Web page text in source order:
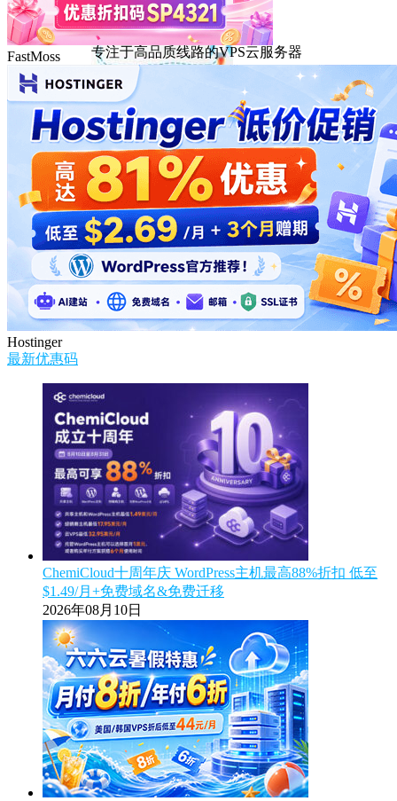
DMIT
专注于高品质线路的VPS云服务器
FastMoss
Hostinger
最新优惠码
ChemiCloud十周年庆 WordPress主机最高88%折扣 低至
$1.49/月+免费域名&免费迁移
2026年08月10日